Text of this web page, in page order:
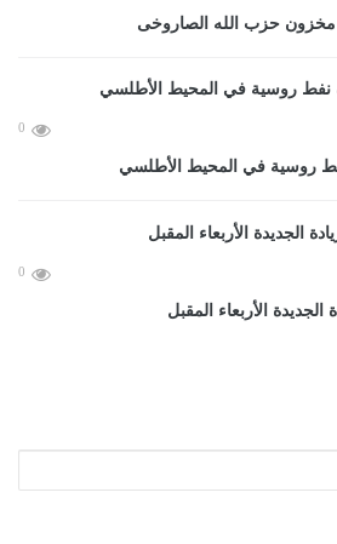
0
نفط روسية في المحيط الأطلسي
0
الأربعاء المقبل